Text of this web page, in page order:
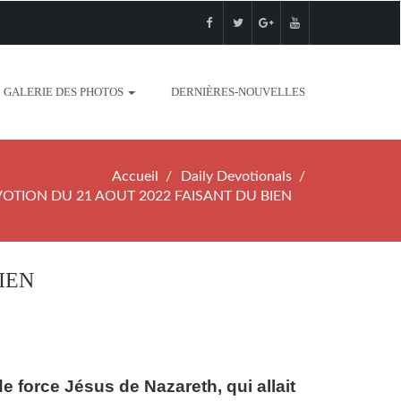
GALERIE DES PHOTOS DERNIÈRES-NOUVELLES
Accueil
Daily Devotionals
DU 21 AOUT 2022 FAISANT DU BIEN
force Jésus de Nazareth, qui allait